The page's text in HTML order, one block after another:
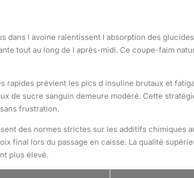
dans l avoine ralentissent l absorption des
tout au long de l après-midi. Ce coupe-faim
rapides prévient les pics d insuline brutaux et
de sucre sanguin demeure modéré. Cette
frustration.
des normes strictes sur les additifs chimiques
final lors du passage en caisse. La qualité
plus élevé.